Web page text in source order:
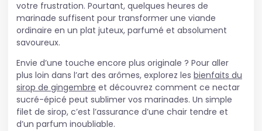
votre frustration. Pourtant, quelques heures de
marinade suffisent pour transformer une viande
ordinaire en un plat juteux, parfumé et absolument
savoureux.
Envie d’une touche encore plus originale ? Pour aller
plus loin dans l’art des arômes, explorez les bienfaits du
sirop de gingembre et découvrez comment ce nectar
sucré-épicé peut sublimer vos marinades. Un simple
filet de sirop, c’est l’assurance d’une chair tendre et
d’un parfum inoubliable.